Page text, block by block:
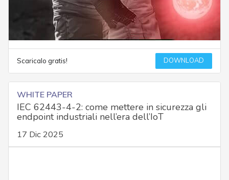
Scaricalo gratis! DOWNLOAD
WHITE PAPER
IEC 62443-4-2: come mettere in sicurezza gli
endpoint industriali nell’era dell’IoT
17 Dic 2025